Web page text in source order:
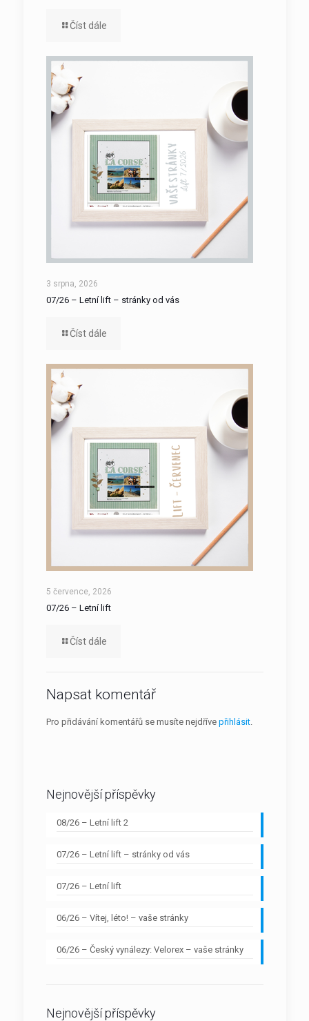
Číst dále
3 srpna, 2026
07/26 – Letní lift – stránky od vás
Číst dále
5 července, 2026
07/26 – Letní lift
Číst dále
Napsat komentář
Pro přidávání komentářů se musíte nejdříve přihlásit.
Nejnovější příspěvky
08/26 – Letní lift 2
07/26 – Letní lift – stránky od vás
07/26 – Letní lift
06/26 – Vítej, léto! – vaše stránky
06/26 – Český vynálezy: Velorex – vaše stránky
Nejnovější příspěvky